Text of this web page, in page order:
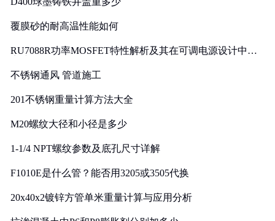
覆膜砂的耐高温性能如何
RU7088R功率MOSFET特性解析及其在可调电源设计中的
不锈钢通风 管道施工
201不锈钢重量计算方法大全
M20螺纹大径和小径是多少
1-1/4 NPT螺纹参数及底孔尺寸详解
F1010E是什么管？能否用3205或3505代换
20x40x2镀锌方管单米重量计算与应用分析